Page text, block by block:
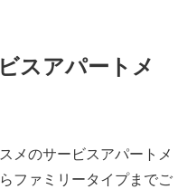
スアパートメ
メのサービスアパートメ
ファミリータイプまでご